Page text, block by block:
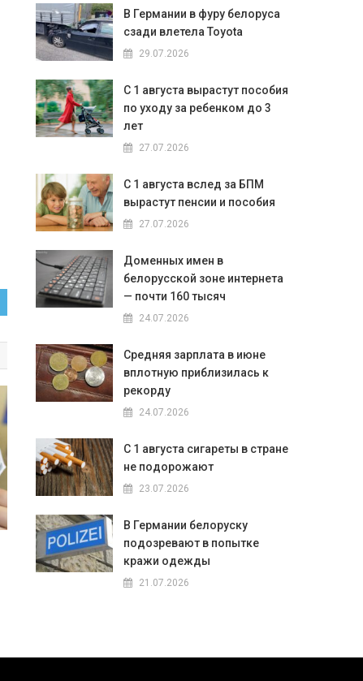
В Германии в фуру белоруса
сзади влетела Toyota
29.07.2026
С 1 августа вырастут пособия
по уходу за ребенком до 3
лет
27.07.2026
С 1 августа вслед за БПМ
вырастут пенсии и пособия
27.07.2026
Доменных имен в
белорусской зоне интернета
— почти 160 тысяч
24.07.2026
Средняя зарплата в июне
вплотную приблизилась к
рекорду
24.07.2026
С 1 августа сигареты в стране
не подорожают
23.07.2026
В Германии белоруску
подозревают в попытке
кражи одежды
21.07.2026